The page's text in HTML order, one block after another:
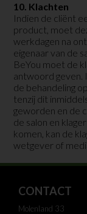
10. Klachten
Indien de cliënt
product, moet
werkdagen na
eigenaar van de
BeYou moet de
antwoord geven.
de behandeling
tenzij dit
geworden en de
de salon en
komen, kan de
wetgever of
CONTACT
Molenland 33